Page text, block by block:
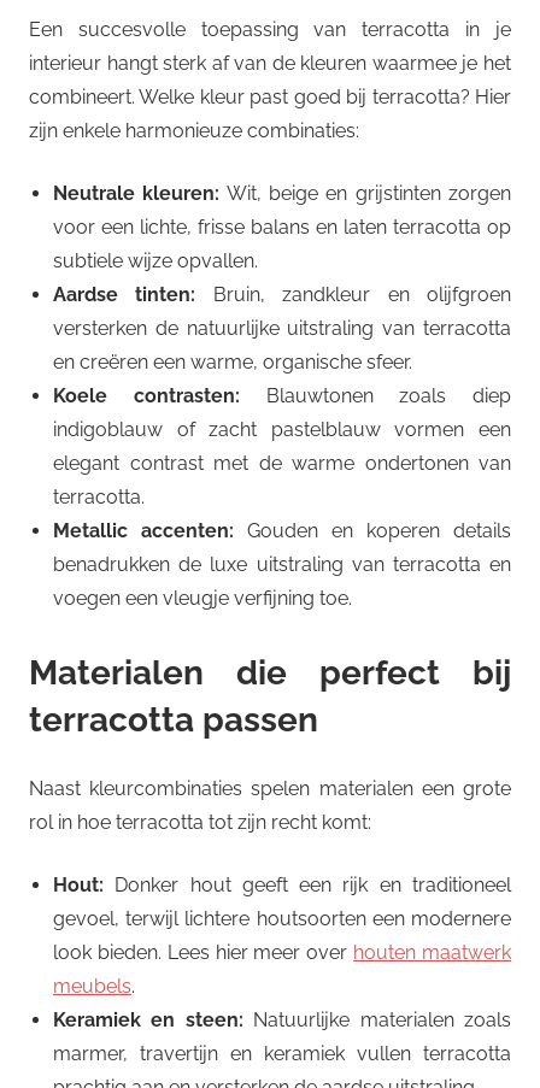
Een succesvolle toepassing van terracotta in je
interieur hangt sterk af van de kleuren waarmee je het
combineert. Welke kleur past goed bij terracotta? Hier
zijn enkele harmonieuze combinaties:
Neutrale kleuren: Wit, beige en grijstinten zorgen
voor een lichte, frisse balans en laten terracotta op
subtiele wijze opvallen.
Aardse tinten: Bruin, zandkleur en olijfgroen
versterken de natuurlijke uitstraling van terracotta
en creëren een warme, organische sfeer.
Koele contrasten: Blauwtonen zoals diep
indigoblauw of zacht pastelblauw vormen een
elegant contrast met de warme ondertonen van
terracotta.
Metallic accenten: Gouden en koperen details
benadrukken de luxe uitstraling van terracotta en
voegen een vleugje verfijning toe.
Materialen die perfect bij
terracotta passen
Naast kleurcombinaties spelen materialen een grote
rol in hoe terracotta tot zijn recht komt:
Hout: Donker hout geeft een rijk en traditioneel
gevoel, terwijl lichtere houtsoorten een modernere
look bieden. Lees hier meer over houten maatwerk
meubels.
Keramiek en steen: Natuurlijke materialen zoals
marmer, travertijn en keramiek vullen terracotta